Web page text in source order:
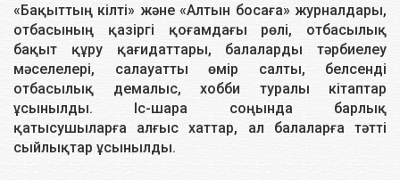
«Бақыттың кілті» және «Алтын босаға» журналдары,
отбасының қазіргі қоғамдағы рөлі, отбасылық
бақыт құру қағидаттары, балаларды тәрбиелеу
мәселелері, салауатты өмір салты, белсенді
отбасылық демалыс, хобби туралы кітаптар
ұсынылды. Іс-шара соңында барлық
қатысушыларға алғыс хаттар, ал балаларға тәтті
сыйлықтар ұсынылды.